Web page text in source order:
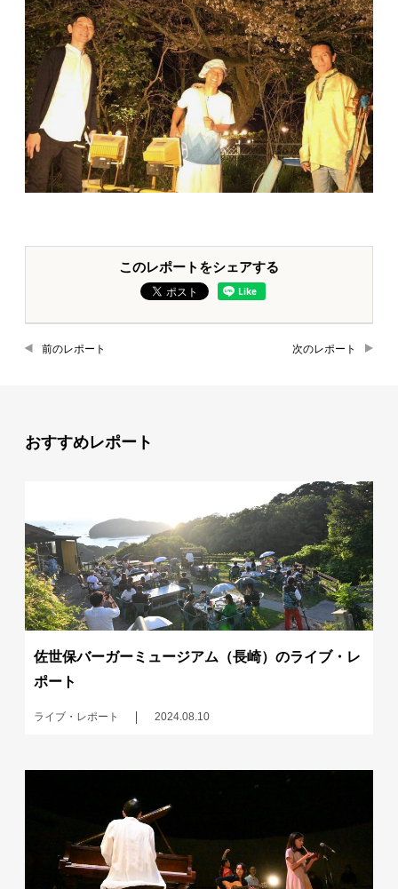
このレポートをシェアする
前のレポート 次のレポート
おすすめレポート
佐世保バーガーミュージアム（長崎）のライブ・レ
ポート
ライブ・レポート 2024.08.10